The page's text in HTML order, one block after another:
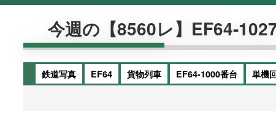
今週の【8560レ】EF64-
鉄道写真 EF64 貨物列車 EF64-1000番台 単機